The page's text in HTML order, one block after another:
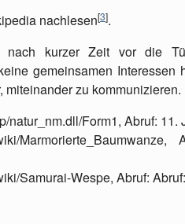
nachlesen[3].
nach kurzer Zeit vor die
gemeinsamen Interessen
zu kommunizieren.
natur_nm.dll/Form1, Abruf: 11.
Samurai-Wespe, Abruf: